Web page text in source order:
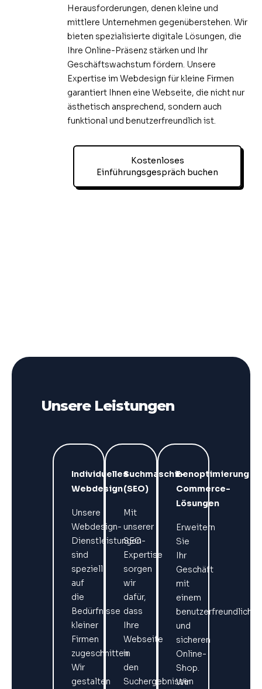
Herausforderungen, denen kleine und
mittlere Unternehmen gegenüberstehen. Wir
bieten spezialisierte digitale Lösungen, die
Ihre Online-Präsenz stärken und Ihr
Geschäftswachstum fördern. Unsere
Expertise im Webdesign für kleine Firmen
garantiert Ihnen eine Webseite, die nicht nur
ästhetisch ansprechend, sondern auch
funktional und benutzerfreundlich ist.
Kostenloses
Einführungsgespräch buchen
Unsere Leistungen
Individuelles
Webdesign
Unsere
Webdesign-
Dienstleistungen
sind
speziell
auf
die
Bedürfnisse
kleiner
Firmen
zugeschnitten.
Wir
gestalten
Suchmaschinenoptimierung
(SEO)
Mit
unserer
SEO-
Expertise
sorgen
wir
dafür,
dass
Ihre
Webseite
in
den
Suchergebnissen
E-
Commerce-
Lösungen
Erweitern
Sie
Ihr
Geschäft
mit
einem
benutzerfreundlichen
und
sicheren
Online-
Shop.
Wir